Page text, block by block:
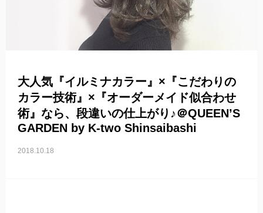
大人気『イルミナカラー』×『こだわりの
カラー技術』×『オーダーメイド似合わせ
術』なら、段違いの仕上がり♪＠QUEEN’S
GARDEN by K-two Shinsaibashi
2018.10.18